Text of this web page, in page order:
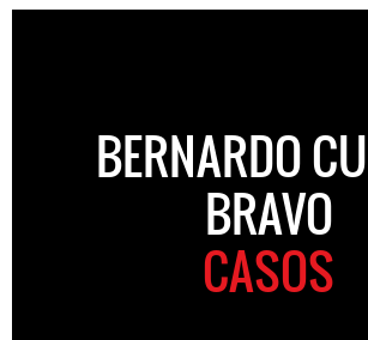
BERNARDO
BRAVO
CASOS